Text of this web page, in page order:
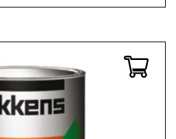
war:
229,99 €
ist:
179,99 €.